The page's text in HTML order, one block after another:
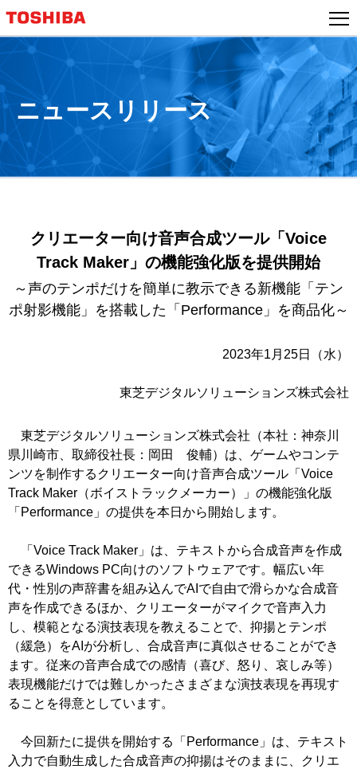
ン
プ
ニュースリリース
クリエーター向け音声合成ツール「Voice
Track Maker」の機能強化版を提供開始
～声のテンポだけを簡単に教示できる新機能「テン
ポ射影機能」を搭載した「Performance」を商品化～
2023年1月25日（水）
東芝デジタルソリューションズ株式会社
東芝デジタルソリューションズ株式会社（本社：神奈川
県川崎市、取締役社長：岡田 俊輔）は、ゲームやコンテ
ンツを制作するクリエーター向け音声合成ツール「Voice
Track Maker（ボイストラックメーカー）」の機能強化版
「Performance」の提供を本日から開始します。
「 Voice Track Maker 」は、テキストから合成音声を作成
できるWindows PC向けのソフトウェアです。幅広い年
代・性別の声辞書を組み込んでAI で自由で滑らかな合成音
声を作成できるほか、クリエーターがマイクで音声入力
し、模範となる演技表現を教えることで、抑揚とテンポ
（緩急）をAI が分析し、合成音声に真似させることができ
ます。従来の音声合成での感情（喜び、怒り、哀しみ等）
表現機能だけでは難しかったさまざまな演技表現を再現す
ることを得意としています。
今回新たに提供を開始する「 Performance 」は、テキスト
入力で自動生成した合成音声の抑揚はそのままに、クリエ